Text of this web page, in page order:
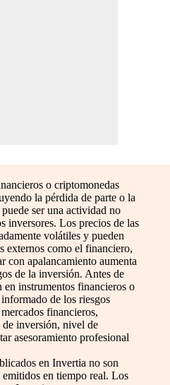
o criptomonedas
la pérdida de parte o la
ser una actividad no
inversores. Los precios de las
volátiles y pueden
externos como el financiero,
con apalancamiento aumenta
de la inversión. Antes de
instrumentos financieros o
de los riesgos
financieros,
inversión, nivel de
asesoramiento profesional
en Invertia no son
emitidos en tiempo real. Los